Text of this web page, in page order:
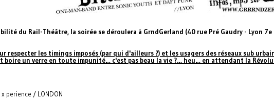
du Rail-Théâtre, la soirée se déroulera à GrndGerland (40 rue Pré Gaudry - Lyon
respecter les timings imposés (par qui d'ailleurs ?) et les usagers des réseaux sub
boire un verre en toute impunité… c'est pas beau la vie ?… heu… en attendant la
perience / LONDON